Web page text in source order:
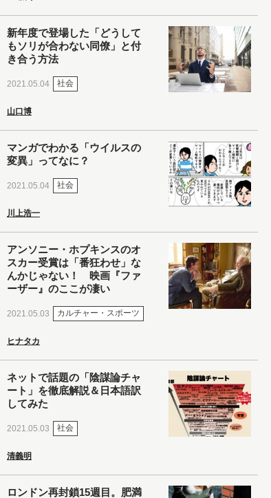
新年度で登場した「どうして
もソリが合わない同僚」と付
き合う方法
2021.05.04 社会
山口博
マンガでわかる「ウイルスの
変異」ってなに？
2021.05.04 社会
川上浩一
アンソニー・ホプキンスのオ
スカー受賞は「番狂わせ」な
んかじゃない！ 映画『ファ
ーザー』のここが凄い
2021.05.03 カルチャー・スポーツ
ヒナタカ
ネットで話題の「陰謀論チャ
ート」を徹底解説＆日本語訳
してみた
2021.05.03 社会
清義明
ロンドン再封鎖15週目。肥満